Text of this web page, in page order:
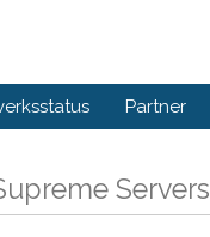
Partner
Servers